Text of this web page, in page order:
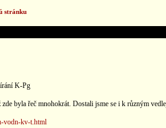
stránku
K-Pg
byla řeč mnohokrát. Dostali jsme se i k různým
vodn-kv-t.html